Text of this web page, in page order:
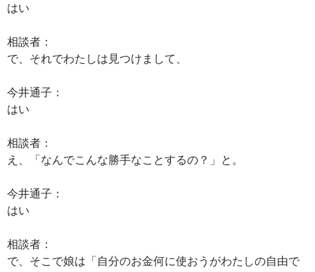
はい
相談者：
で、それでわたしは見つけまして、
今井通子：
はい
相談者：
え、「なんでこんな勝手なことするの？」と。
今井通子：
はい
相談者：
で、そこで娘は「自分のお金何に使おうがわたしの自由で